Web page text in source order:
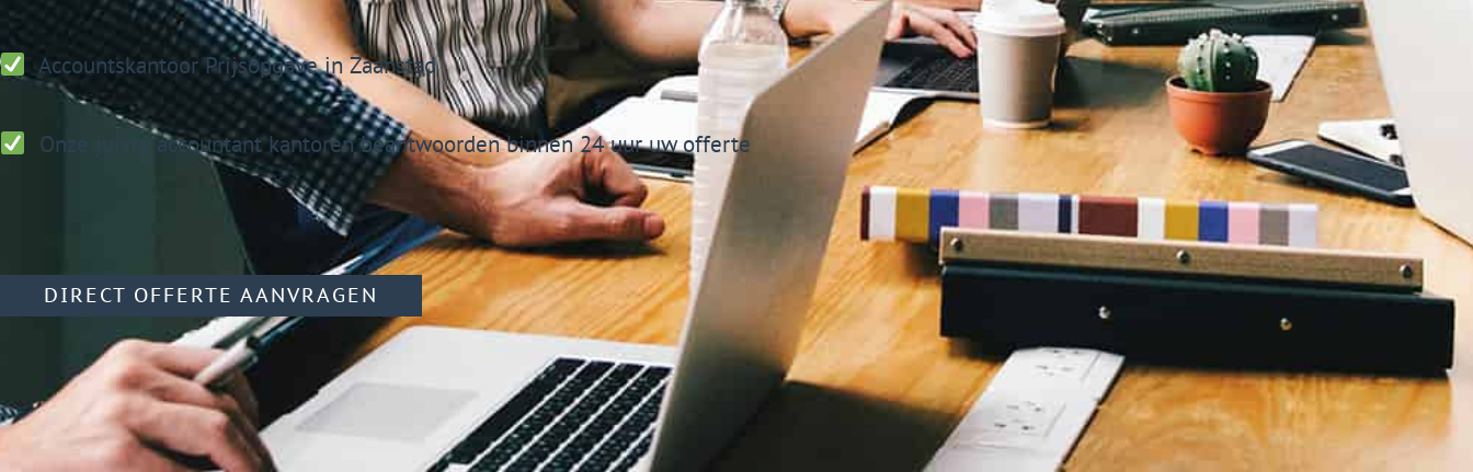
AccountskantoorPrijsopgave in Zaanstad
Onze juiste accountant kantoren beantwoorden binnen 24 uur uw offerte
DIRECT OFFERTE AANVRAGEN